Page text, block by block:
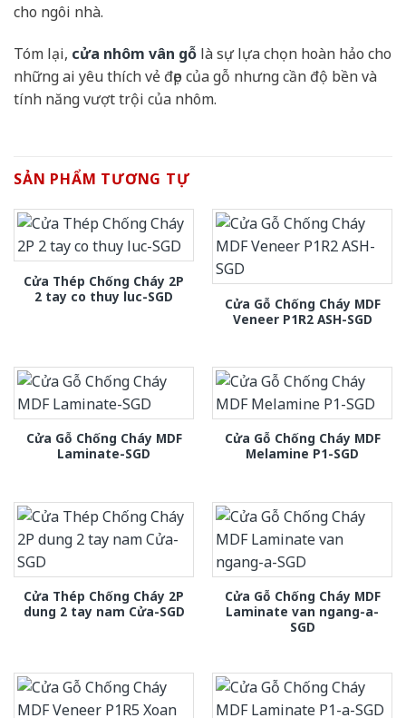
cho ngôi nhà.
Tóm lại, cửa nhôm vân gỗ là sự lựa chọn hoàn hảo cho
những ai yêu thích vẻ đẹp của gỗ nhưng cần độ bền và
tính năng vượt trội của nhôm.
SẢN PHẨM TƯƠNG TỰ
Cửa Thép Chống Cháy 2P
2 tay co thuy luc-SGD
Cửa Gỗ Chống Cháy MDF
Veneer P1R2 ASH-SGD
Cửa Gỗ Chống Cháy MDF
Laminate-SGD
Cửa Gỗ Chống Cháy MDF
Melamine P1-SGD
Cửa Thép Chống Cháy 2P
dung 2 tay nam Cửa-SGD
Cửa Gỗ Chống Cháy MDF
Laminate van ngang-a-
SGD